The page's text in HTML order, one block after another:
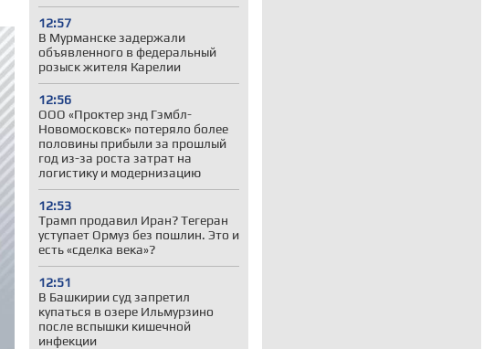
12:57
В Мурманске задержали
объявленного в федеральный
розыск жителя Карелии
12:56
ООО «Проктер энд Гэмбл-
Новомосковск» потеряло более
половины прибыли за прошлый
год из-за роста затрат на
логистику и модернизацию
12:53
Трамп продавил Иран? Тегеран
уступает Ормуз без пошлин. Это и
есть «сделка века»?
12:51
В Башкирии суд запретил
купаться в озере Ильмурзино
после вспышки кишечной
инфекции